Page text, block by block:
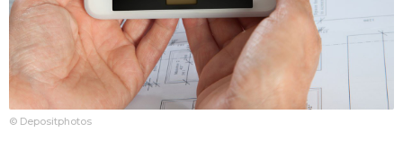
© Depositphotos